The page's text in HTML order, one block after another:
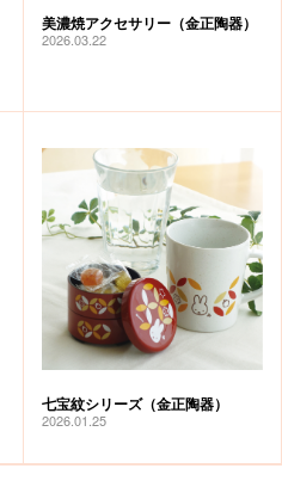
美濃焼アクセサリー（金正陶器）
2026.03.22
七宝紋シリーズ（金正陶器）
2026.01.25